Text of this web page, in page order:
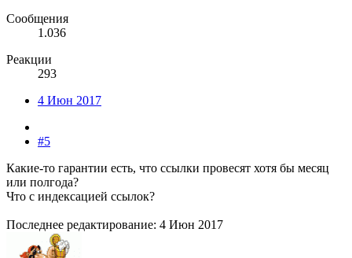
Сообщения
1.036
Реакции
293
4 Июн 2017
#5
Какие-то гарантии есть, что ссылки провесят хотя бы месяц
или полгода?
Что с индексацией ссылок?
Последнее редактирование: 4 Июн 2017